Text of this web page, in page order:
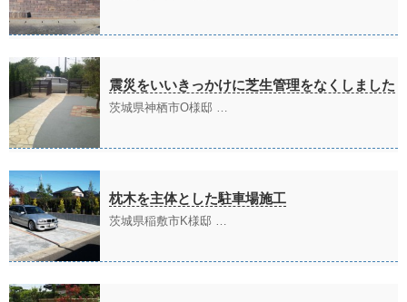
震災をいいきっかけに芝生管理をなくしました
茨城県神栖市O様邸 …
枕木を主体とした駐車場施工
茨城県稲敷市K様邸 …